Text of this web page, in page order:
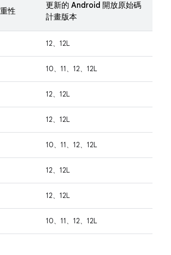
性
更新的 Android 開放原始碼
計畫版本
12、12L
10、11、12、12L
12、12L
12、12L
10、11、12、12L
12、12L
12、12L
10、11、12、12L